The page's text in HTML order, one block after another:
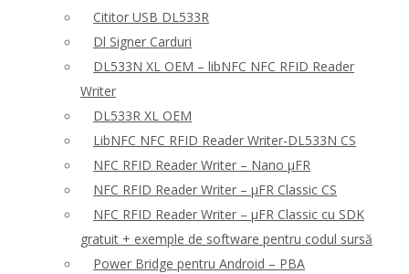
Cititor USB DL533R
Dl Signer Carduri
DL533N XL OEM – libNFC NFC RFID Reader
Writer
DL533R XL OEM
LibNFC NFC RFID Reader Writer-DL533N CS
NFC RFID Reader Writer – Nano μFR
NFC RFID Reader Writer – μFR Classic CS
NFC RFID Reader Writer – μFR Classic cu SDK
gratuit + exemple de software pentru codul sursă
Power Bridge pentru Android – PBA